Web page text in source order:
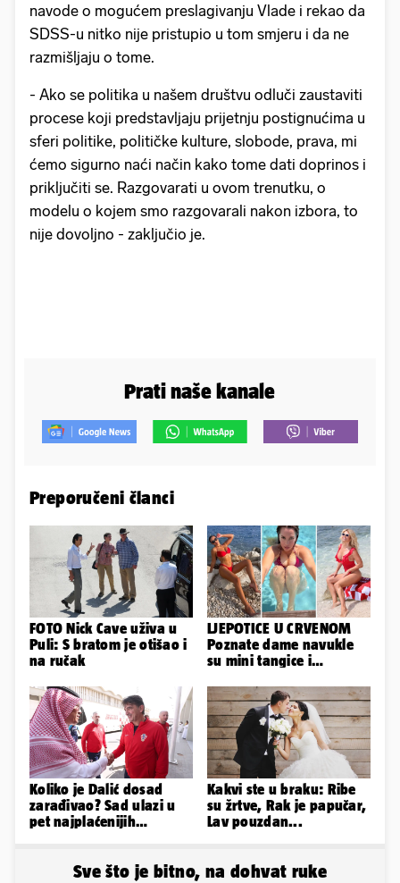
navode o mogućem preslagivanju Vlade i rekao da
SDSS-u nitko nije pristupio u tom smjeru i da ne
razmišljaju o tome.
- Ako se politika u našem društvu odluči zaustaviti
procese koji predstavljaju prijetnju postignućima u
sferi politike, političke kulture, slobode, prava, mi
ćemo sigurno naći način kako tome dati doprinos i
priključiti se. Razgovarati u ovom trenutku, o
modelu o kojem smo razgovarali nakon izbora, to
nije dovoljno - zaključio je.
Prati naše kanale
Preporučeni članci
FOTO Nick Cave uživa u
Puli: S bratom je otišao i
na ručak
LJEPOTICE U CRVENOM
Poznate dame navukle
su mini tangice i
obline
Koliko je Dalić dosad
zarađivao? Sad ulazi u
pet najplaćenijih
Kakvi ste u braku: Ribe
su žrtve, Rak je papučar,
Lav pouzdan...
Sve što je bitno, na dohvat ruke